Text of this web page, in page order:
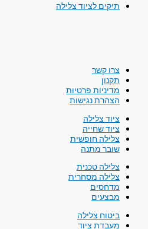
תיקים לציוד צלילה
צרו קשר
תקנון
מדיניות פרטיות
הצהרת נגישות
ציוד צלילה
ציוד שחייה
צלילה חופשית
שובר מתנה
צלילה טכנית
צלילה מסחרית
מדחסים
מבצעים
ביטוח צלילה
מעבדת ציוד